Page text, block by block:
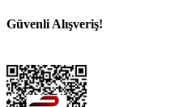
Güvenli Alışveriş!